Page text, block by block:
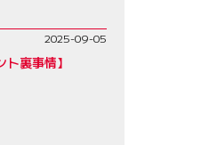
2025-09-05
裏事情】